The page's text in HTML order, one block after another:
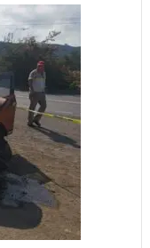
A
DOS
PERSONAS